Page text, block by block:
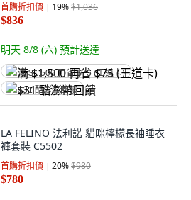
首購折扣價 19%$1,036
$836
明天 8/8 (六) 預計送達
满 $1,500 再省 $75 (王道卡)
$31 酷澎幣回饋
LA FELINO 法利諾 貓咪檸檬長袖睡衣
褲套裝 C5502
首購折扣價 20%$980
$780